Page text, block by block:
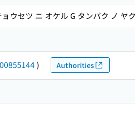
ウセツ ニ オケル G タンパク ノ ヤ
00855144) Authorities